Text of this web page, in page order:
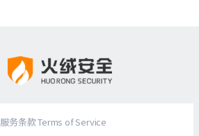
服务条款 Terms of Service